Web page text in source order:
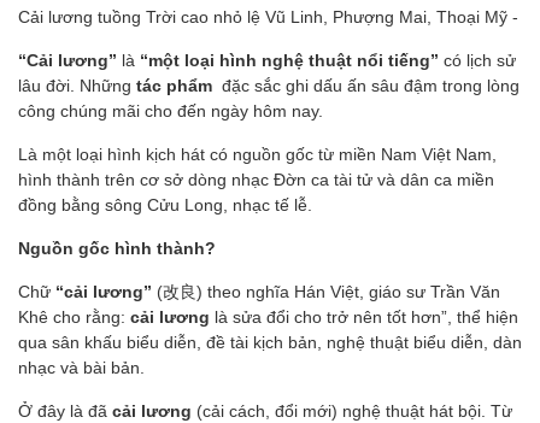
Cải lương tuồng Trời cao nhỏ lệ Vũ Linh, Phượng Mai, Thoại Mỹ -
“Cải lương” là “một loại hình nghệ thuật nổi tiếng” có lịch sử
lâu đời. Những tác phẩm đặc sắc ghi dấu ấn sâu đậm trong lòng
công chúng mãi cho đến ngày hôm nay.
Là một loại hình kịch hát có nguồn gốc từ miền Nam Việt Nam,
hình thành trên cơ sở dòng nhạc Đờn ca tài tử và dân ca miền
đồng bằng sông Cửu Long, nhạc tế lễ.
Nguồn gốc hình thành?
Chữ “cải lương” (改良) theo nghĩa Hán Việt, giáo sư Trần Văn
Khê cho rằng: cải lương là sửa đổi cho trở nên tốt hơn”, thể hiện
qua sân khấu biểu diễn, đề tài kịch bản, nghệ thuật biểu diễn, dàn
nhạc và bài bản.
Ở đây là đã cải lương (cải cách, đổi mới) nghệ thuật hát bội. Từ